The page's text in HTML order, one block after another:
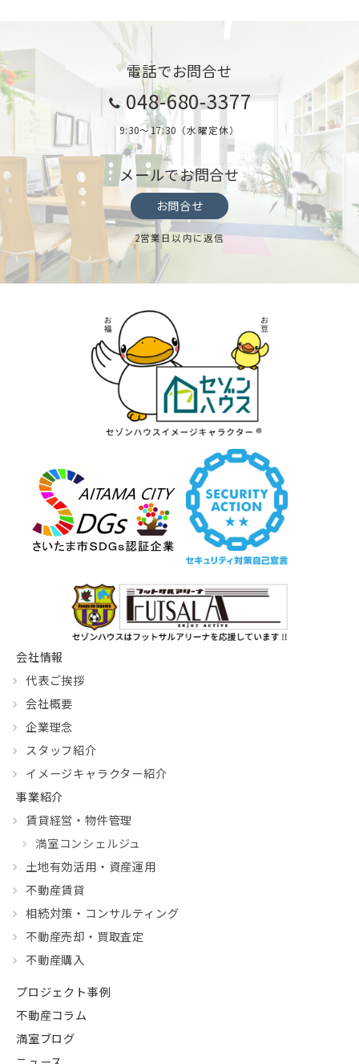
電話でお問合せ
048-680-3377
9:30～17:30（水曜定休）
メールでお問合せ
お問合せ
2営業日以内に返信
会社情報
代表ご挨拶
会社概要
企業理念
スタッフ紹介
イメージキャラクター紹介
事業紹介
賃貸経営・物件管理
満室コンシェルジュ
土地有効活用・資産運用
不動産賃貸
相続対策・コンサルティング
不動産売却・買取査定
不動産購入
プロジェクト事例
不動産コラム
満室ブログ